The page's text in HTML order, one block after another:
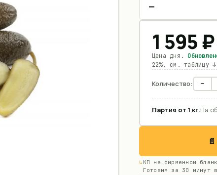
—
1 595₽
Цена дня.
22%, см. таблицу ↓
Количество: −
Партия от 1 кг.На
КП на фирменном
Готовим за 30 минут